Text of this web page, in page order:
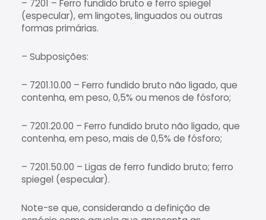
– 7201 – Ferro fundido bruto e ferro spiegel
(especular), em lingotes, linguados ou outras
formas primárias.
– Subposições:
– 7201.10.00 – Ferro fundido bruto não ligado, que
contenha, em peso, 0,5% ou menos de fósforo;
– 7201.20.00 – Ferro fundido bruto não ligado, que
contenha, em peso, mais de 0,5% de fósforo;
– 7201.50.00 – Ligas de ferro fundido bruto; ferro
spiegel (especular).
Note-se que, considerando a definição de